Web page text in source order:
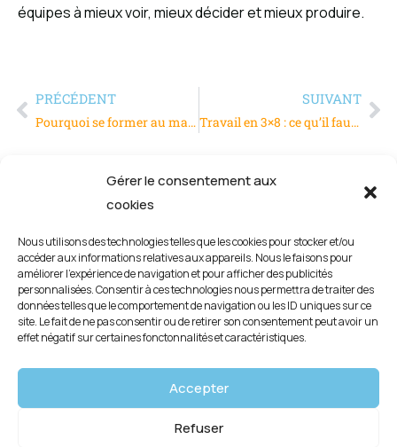
Gérer le consentement aux
cookies
Nous utilisons des technologies telles que les cookies pour stocker et/ou
accéder aux informations relatives aux appareils. Nous le faisons pour
améliorer l’expérience de navigation et pour afficher des publicités
personnalisées. Consentir à ces technologies nous permettra de traiter des
données telles que le comportement de navigation ou les ID uniques sur ce
site. Le fait de ne pas consentir ou de retirer son consentement peut avoir un
effet négatif sur certaines fonctonnalités et caractéristiques.
Accepter
Refuser
équipes à mieux voir, mieux décider et mieux produire.
PRÉCÉDENT
Pourquoi se former au management ?
SUIVANT
Travail en 3×8 : ce qu’il faut savoir sur ce rythme
Politique de confidentialité